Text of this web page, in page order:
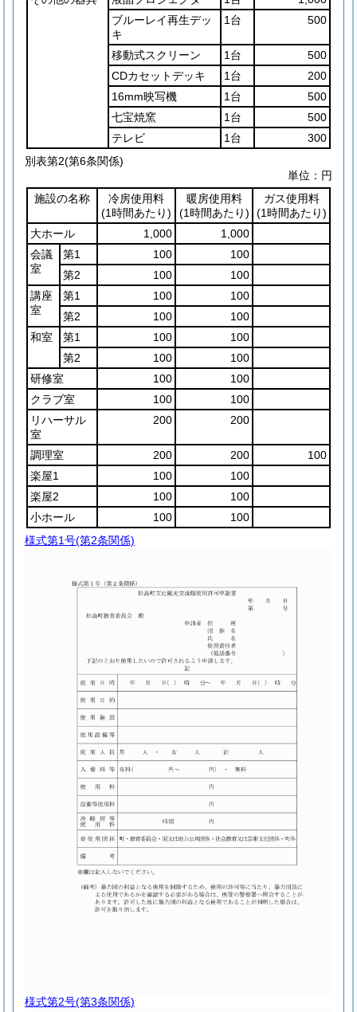
ブルーレイ再生デッ
キ
1台 500
移動式スクリーン 1台
500
CDカセットデッキ
1台
200
16mm映写機
1台
500
七宝焼窯
1台
500
テレビ
1台
300
別表第2(第6条関係)
単位：円
施設の名称
冷房使用料
(1時間あたり)
暖房使用料
(1時間あたり)
ガス使用料
(1時間あたり)
大ホール
1,000
1,000
会議
室
第1 100
100
第2
100
100
講座
室
第1 100
100
第2
100
100
和室
第1 100
100
第2
100
100
研修室
100
100
クラブ室
100
100
リハーサル
室
200 200
調理室 200 200
100
楽屋1
100
100
楽屋2
100
100
小ホール
100
100
様式第1号(第2条関係)
様式第2号(第3条関係)